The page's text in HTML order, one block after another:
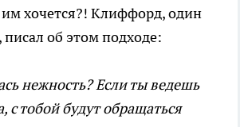
им хочется?! Клиффорд, один
об этом подходе:
нежность? Если ты ведешь
с тобой будут обращаться